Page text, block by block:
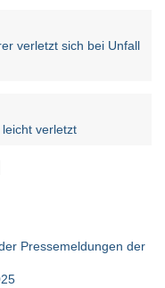
verletzt sich bei Unfall
verletzt
Pressemeldungen der